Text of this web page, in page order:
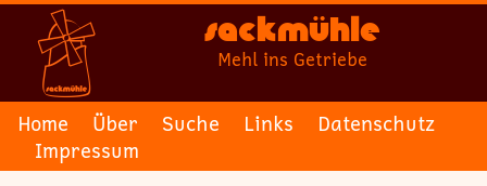
Sackmühle
Mehl ins Getriebe
Home Über Suche Links
Datenschutz
Impressum